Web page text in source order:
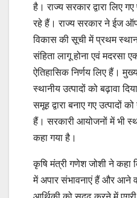
है। राज्य सरकार द्वारा लिए
रहे हैं। राज्य सरकार ने ईज
विकास की सूची में प्रथम
संहिता लागू होना एवं मदरसा
ऐतिहासिक निर्णय लिए हैं।
स्थानीय उत्पादों को बढ़ावा
समूह द्वारा बनाए गए उत्पादों
हैं। सरकारी आयोजनों में भी
कहा गया है।
कृषि मंत्री गणेश जोशी ने कहा
में अपार संभावनाएं हैं और आने